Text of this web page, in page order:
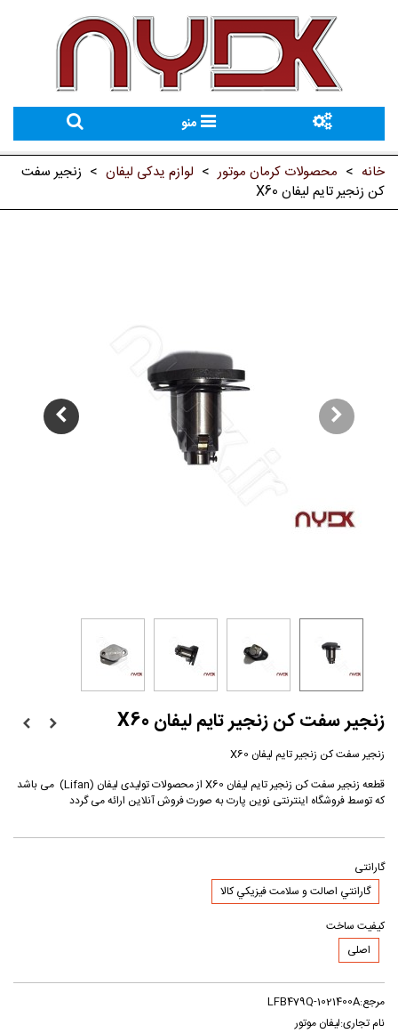
منو
خانه > محصولات کرمان موتور > لوازم یدکی لیفان > زنجیر سفت
کن زنجیر تایم لیفان X60
زنجیر سفت کن زنجیر تایم لیفان X60
زنجیر سفت کن زنجیر تایم لیفان X60
قطعه زنجیر سفت کن زنجیر تایم لیفان X60 از محصولات تولیدی لیفان (Lifan) می باشد
که توسط فروشگاه اینترنتی نوین پارت به صورت فروش آنلاین ارائه می گردد
گارانتی
گارانتي اصالت و سلامت فيزيکي کالا
کیفیت ساخت
اصلی
مرجع:LFB479Q-1021400A
نام تجاری:لیفان موتور